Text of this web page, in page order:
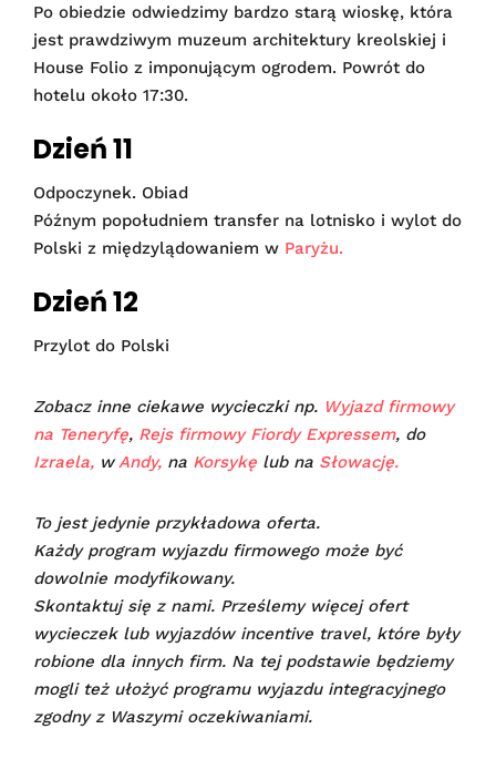
Po obiedzie odwiedzimy bardzo starą wioskę, która
jest prawdziwym muzeum architektury kreolskiej i
House Folio z imponującym ogrodem. Powrót do
hotelu około 17:30.
Dzień 11
Odpoczynek. Obiad
Późnym popołudniem transfer na lotnisko i wylot do
Polski z międzylądowaniem w Paryżu.
Dzień 12
Przylot do Polski
Zobacz inne ciekawe wycieczki np. Wyjazd firmowy
na Teneryfę, Rejs firmowy Fiordy Expressem, do
Izraela, wAndy, na Korsykę lub na Słowację.
To jest jedynie przykładowa oferta.
Każdy program wyjazdu firmowego może być
dowolnie modyfikowany.
Skontaktuj się z nami. Prześlemy więcej ofert
wycieczek lub wyjazdów incentive travel, które były
robione dla innych firm. Na tej podstawie będziemy
mogli też ułożyć programu wyjazdu integracyjnego
zgodny z Waszymi oczekiwaniami.